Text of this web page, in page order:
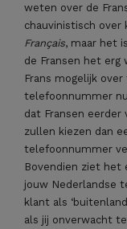
weten over de
chauvinistisch over
Français, maar het
de Fransen het erg
Frans mogelijk
telefoonnummer
dat Fransen eerder
zullen kiezen dan
telefoonnummer
Bovendien ziet het
jouw Nederlandse
klant als
als jij onverwacht